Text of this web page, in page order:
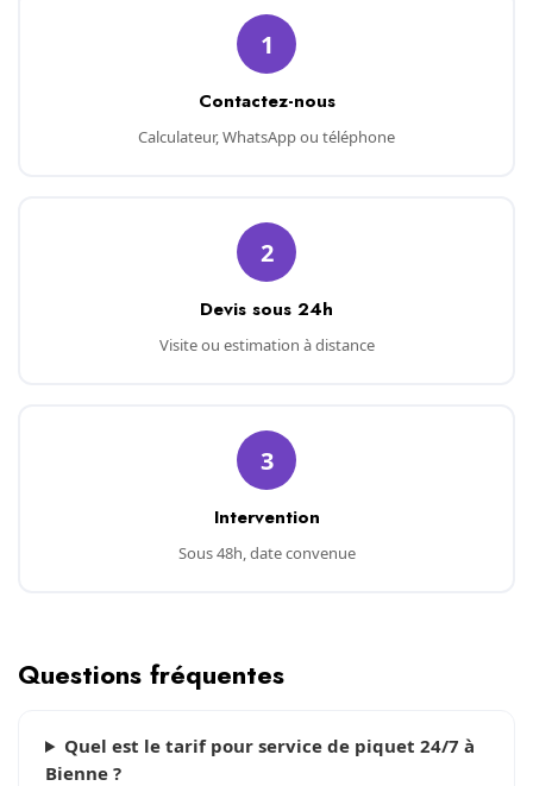
1
Contactez-nous
Calculateur, WhatsApp ou téléphone
2
Devis sous 24h
Visite ou estimation à distance
3
Intervention
Sous 48h, date convenue
Questions fréquentes
Quel est le tarif pour service de piquet 24/7 à
Bienne ?